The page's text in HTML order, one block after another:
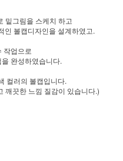
밑그림을 스케치 하고
인 볼캡디자인을 설계하였고.
작업으로
완성하였습니다.
컬러의 볼캡입니다.
깨끗한 느낌 질감이 있습니다.)